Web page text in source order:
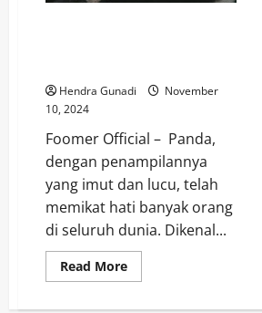
Hendra Gunadi
November
10, 2024
Foomer Official – Panda,
dengan penampilannya
yang imut dan lucu, telah
memikat hati banyak orang
di seluruh dunia. Dikenal...
Read MoreRead
more